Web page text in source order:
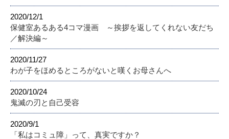
2020/12/1
保健室あるある4コマ漫画 ～挨拶を返してくれない友だち
／解決編～
2020/11/27
わが子をほめるところがないと嘆くお母さんへ
2020/10/24
鬼滅の刃と自己受容
2020/9/1
「私はコミュ障」って、真実ですか？